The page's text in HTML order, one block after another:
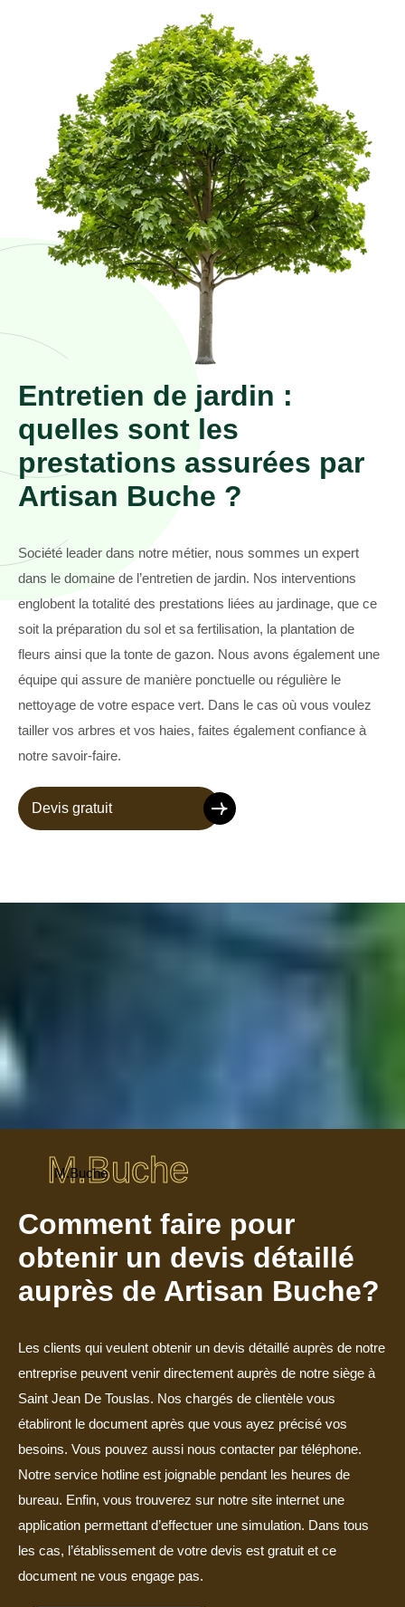
Entretien de jardin :
quelles sont les
prestations assurées par
Artisan Buche ?
Société leader dans notre métier, nous sommes un expert
dans le domaine de l’entretien de jardin. Nos interventions
englobent la totalité des prestations liées au jardinage, que ce
soit la préparation du sol et sa fertilisation, la plantation de
fleurs ainsi que la tonte de gazon. Nous avons également une
équipe qui assure de manière ponctuelle ou régulière le
nettoyage de votre espace vert. Dans le cas où vous voulez
tailler vos arbres et vos haies, faites également confiance à
notre savoir-faire.
Devis gratuit
M.Buche
M.Buche
Comment faire pour
obtenir un devis détaillé
auprès de Artisan Buche?
Les clients qui veulent obtenir un devis détaillé auprès de notre
entreprise peuvent venir directement auprès de notre siège à
Saint Jean De Touslas. Nos chargés de clientèle vous
établiront le document après que vous ayez précisé vos
besoins. Vous pouvez aussi nous contacter par téléphone.
Notre service hotline est joignable pendant les heures de
bureau. Enfin, vous trouverez sur notre site internet une
application permettant d’effectuer une simulation. Dans tous
les cas, l’établissement de votre devis est gratuit et ce
document ne vous engage pas.